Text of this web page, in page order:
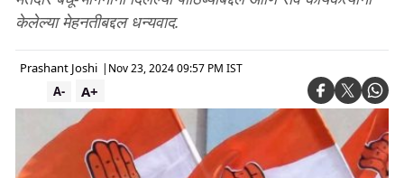
केलेल्या मेहनतीबद्दल धन्यवाद.
Prashant Joshi | Nov 23, 2024 09:57 PM IST
A+
A-